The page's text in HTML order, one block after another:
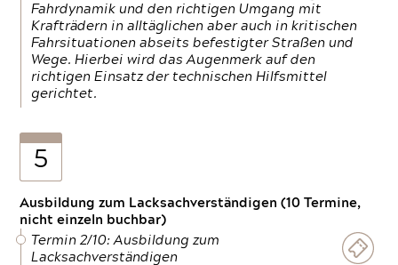
Fahrdynamik und den richtigen Umgang mit
Krafträdern in alltäglichen aber auch in kritischen
Fahrsituationen abseits befestigter Straßen und
Wege. Hierbei wird das Augenmerk auf den
richtigen Einsatz der technischen Hilfsmittel
gerichtet.
5
Ausbildung zum Lacksachverständigen (10 Termine,
nicht einzeln buchbar)
Termin 2/10: Ausbildung zum
Lacksachverständigen